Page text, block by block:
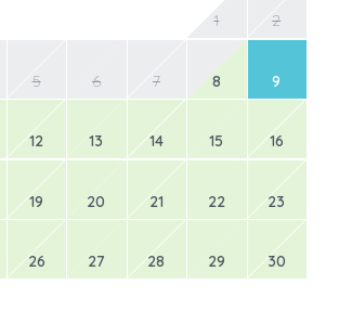
1 2
5 6 7 8 9
12 13 14 15 16
19 20 21 22 23
26 27 28 29 30